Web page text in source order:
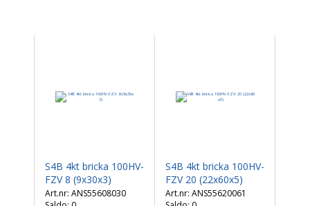
S4B 4kt bricka 100HV-
FZV 8 (9x30x3)
ANS55608030
S4B 4kt bricka 100HV-
FZV 20 (22x60x5)
ANS55620061